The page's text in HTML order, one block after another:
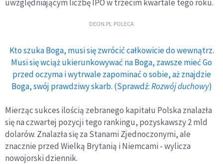
uwzględniającym liczbę IPO w trzecim kwartale tego roku.
DEON.PL POLECA
Kto szuka Boga, musi się zwrócić całkowicie do wewnątrz.
Musi się wciąż ukierunkowywać na Boga, zawsze mieć Go
przed oczyma i wytrwale zapominać o sobie, aż znajdzie
Boga, swój prawdziwy skarb. (Sprawdź:Rozwój duchowy)
Mierząc sukces ilością zebranego kapitału Polska znalazła
się na czwartej pozycji tego rankingu, pozyskawszy 2 mld
dolarów. Znalazła się za Stanami Zjednoczonymi, ale
znacznie przed Wielką Brytanią i Niemcami - wylicza
nowojorski dziennik.